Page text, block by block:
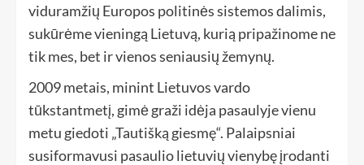
viduramžių Europos politinės sistemos dalimis,
sukūrėme vieningą Lietuvą, kurią pripažinome ne
tik mes, bet ir vienos seniausių žemynų.
2009 metais, minint Lietuvos vardo
tūkstantmetį, gimė graži idėja pasaulyje vienu
metu giedoti „Tautišką giesmę“. Palaipsniai
susiformavusi pasaulio lietuvių vienybę įrodanti